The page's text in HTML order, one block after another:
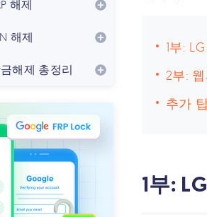
해제
해제
해제 총정리
1부:
2부:
추가
1부: